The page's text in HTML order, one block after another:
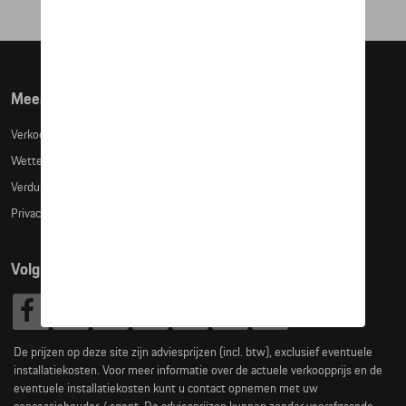
Meer info
Verkoopsvoorwaarden
Wettelijke bepalingen
Verduidelijking kledingmaten
Privacybeleid
Volg Ons
De prijzen op deze site zijn adviesprijzen (incl. btw), exclusief eventuele
installatiekosten. Voor meer informatie over de actuele verkoopprijs en de
eventuele installatiekosten kunt u contact opnemen met uw